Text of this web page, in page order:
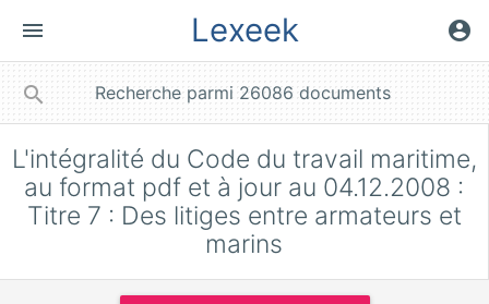
menu Lexeek account_circle
search
L'intégralité du Code du travail maritime,
au format pdf et à jour au 04.12.2008 :
Titre 7 : Des litiges entre armateurs et
marins